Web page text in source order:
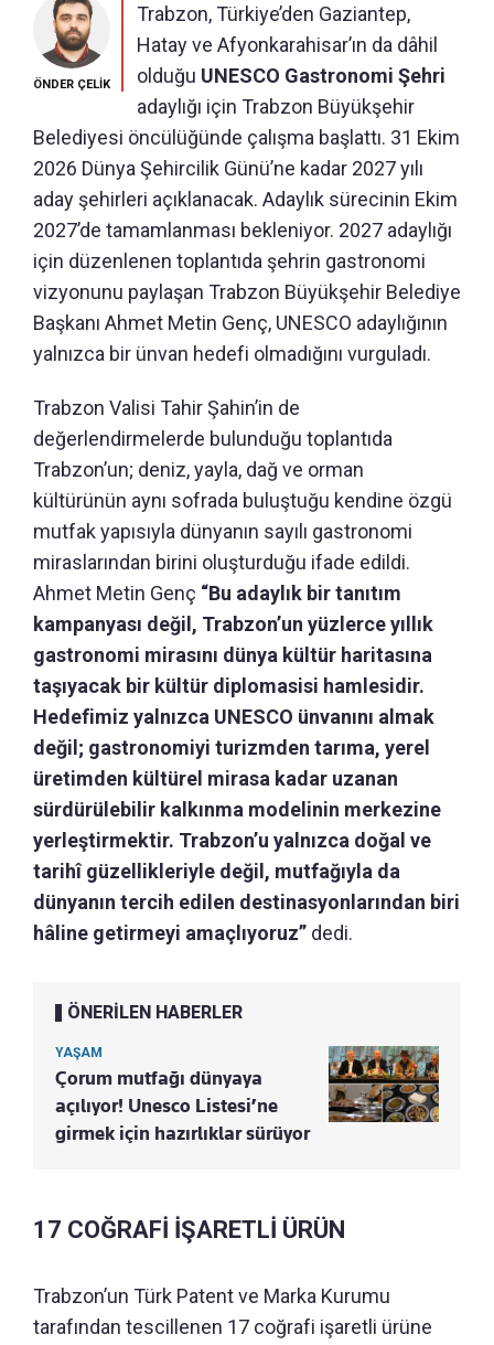
ÖNDER ÇELİK
Trabzon, Türkiye’den Gaziantep,
Hatay ve Afyonkarahisar’ın da dâhil
olduğu UNESCO Gastronomi Şehri
adaylığı için Trabzon Büyükşehir
Belediyesi öncülüğünde çalışma başlattı. 31 Ekim
2026 Dünya Şehircilik Günü’ne kadar 2027 yılı
aday şehirleri açıklanacak. Adaylık sürecinin Ekim
2027’de tamamlanması bekleniyor. 2027 adaylığı
için düzenlenen toplantıda şehrin gastronomi
vizyonunu paylaşan Trabzon Büyükşehir Belediye
Başkanı Ahmet Metin Genç, UNESCO adaylığının
yalnızca bir ünvan hedefi olmadığını vurguladı.
Trabzon Valisi Tahir Şahin’in de
değerlendirmelerde bulunduğu toplantıda
Trabzon’un; deniz, yayla, dağ ve orman
kültürünün aynı sofrada buluştuğu kendine özgü
mutfak yapısıyla dünyanın sayılı gastronomi
miraslarından birini oluşturduğu ifade edildi.
Ahmet Metin Genç “Bu adaylık bir tanıtım
kampanyası değil, Trabzon’un yüzlerce yıllık
gastronomi mirasını dünya kültür haritasına
taşıyacak bir kültür diplomasisi hamlesidir.
Hedefimiz yalnızca UNESCO ünvanını almak
değil; gastronomiyi turizmden tarıma, yerel
üretimden kültürel mirasa kadar uzanan
sürdürülebilir kalkınma modelinin merkezine
yerleştirmektir. Trabzon’u yalnızca doğal ve
tarihî güzellikleriyle değil, mutfağıyla da
dünyanın tercih edilen destinasyonlarından biri
hâline getirmeyi amaçlıyoruz” dedi.
ÖNERİLEN HABERLER
YAŞAM
Çorum mutfağı dünyaya
açılıyor! Unesco Listesi’ne
girmek için hazırlıklar sürüyor
17 COĞRAFİ İŞARETLİ ÜRÜN
Trabzon’un Türk Patent ve Marka Kurumu
tarafından tescillenen 17 coğrafi işaretli ürüne